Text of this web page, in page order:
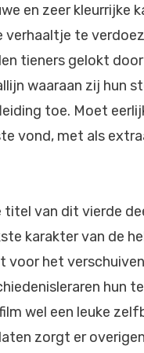
en zeer kleurrijke
verhaaltje te
tieners gelokt
waaraan zij hun
toe. Moet
vond, met als
titel van dit vierde
karakter van de
voor het
hun
wel een leuke
zorgt er